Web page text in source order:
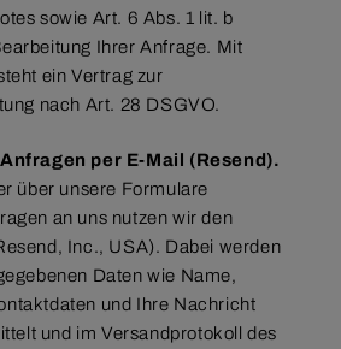
sowie Art. 6 Abs. 1 lit. b
Ihrer Anfrage. Mit
ein Vertrag zur
nach Art. 28 DSGVO.
per E-Mail (Resend).
über unsere Formulare
an uns nutzen wir den
Inc., USA). Dabei werden
Daten wie Name,
und Ihre Nachricht
und im Versandprotokoll des